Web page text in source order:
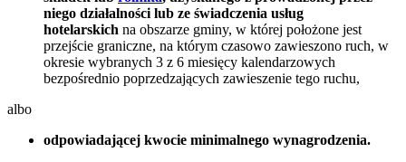
niego działalności lub ze świadczenia usług
hotelarskich na obszarze gminy, w której położone jest
przejście graniczne, na którym czasowo zawieszono ruch, w
okresie wybranych 3 z 6 miesięcy kalendarzowych
bezpośrednio poprzedzających zawieszenie tego ruchu,
albo
odpowiadającej kwocie minimalnego wynagrodzenia.